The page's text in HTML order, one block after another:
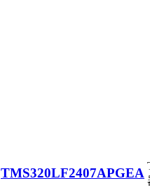
TMS320LF2407APGEA